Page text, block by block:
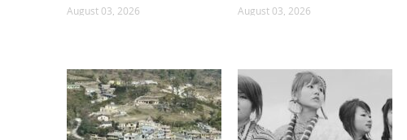
August 03, 2026
August 03, 2026